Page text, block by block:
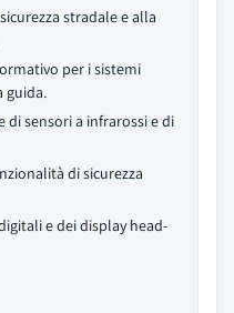
stradale e alla
per i sistemi
guida.
di sensori a infrarossi e di
di sicurezza
e dei display head-